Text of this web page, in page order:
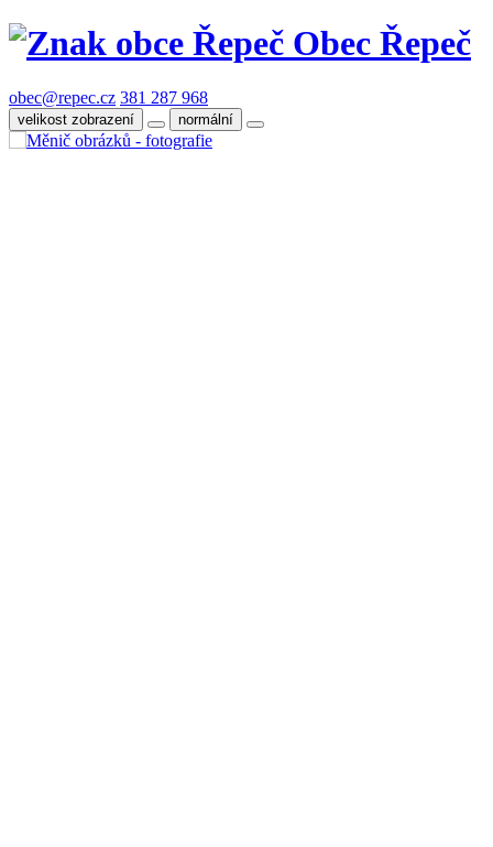
Obec Řepeč
obec@repec.cz 381 287 968
velikost zobrazení normální